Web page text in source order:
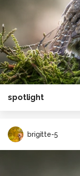
spotlight
brigitte-5